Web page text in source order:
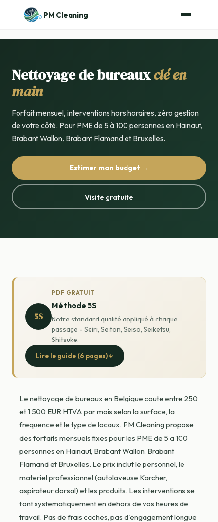
PM Cleaning
Nettoyage de bureauxclé en
main
Forfait mensuel, interventions hors horaires, zéro gestion
de votre côté. Pour PME de 5 à 100 personnes en Hainaut,
Brabant Wallon, Brabant Flamand et Bruxelles.
Estimer mon budget →
Visite gratuite
5S
PDF GRATUIT
Méthode 5S
Notre standard qualité appliqué à chaque
passage - Seiri, Seiton, Seiso, Seiketsu,
Shitsuke.
Lire le guide (6 pages) ↓
Le nettoyage de bureaux en Belgique coute entre 250
et 1 500 EUR HTVA par mois selon la surface, la
frequence et le type de locaux. PM Cleaning propose
des forfaits mensuels fixes pour les PME de 5 a 100
personnes en Hainaut, Brabant Wallon, Brabant
Flamand et Bruxelles. Le prix inclut le personnel, le
materiel professionnel (autolaveuse Karcher,
aspirateur dorsal) et les produits. Les interventions se
font systematiquement en dehors de vos heures de
travail. Pas de frais caches, pas d'engagement longue